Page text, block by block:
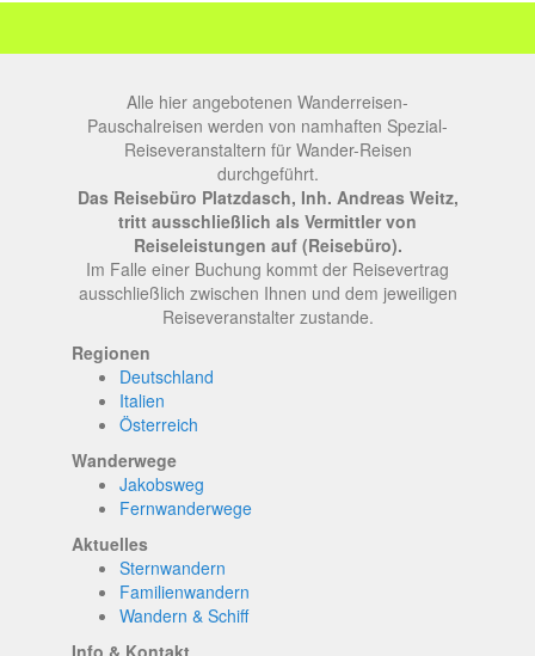
Alle hier angebotenen Wanderreisen-
Pauschalreisen werden von namhaften Spezial-
Reiseveranstaltern für Wander-Reisen
durchgeführt.
Das Reisebüro Platzdasch, Inh. Andreas Weitz,
tritt ausschließlich als Vermittler von
Reiseleistungen auf (Reisebüro).
Im Falle einer Buchung kommt der Reisevertrag
ausschließlich zwischen Ihnen und dem jeweiligen
Reiseveranstalter zustande.
Regionen
Deutschland
Italien
Österreich
Wanderwege
Jakobsweg
Fernwanderwege
Aktuelles
Sternwandern
Familienwandern
Wandern & Schiff
Info & Kontakt